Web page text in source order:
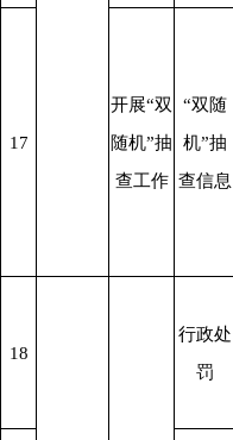
17
开展“双
随机”抽
查工作
“双随
机”抽
查信息
18
行政处
罚